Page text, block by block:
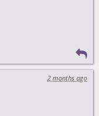
2 months ago